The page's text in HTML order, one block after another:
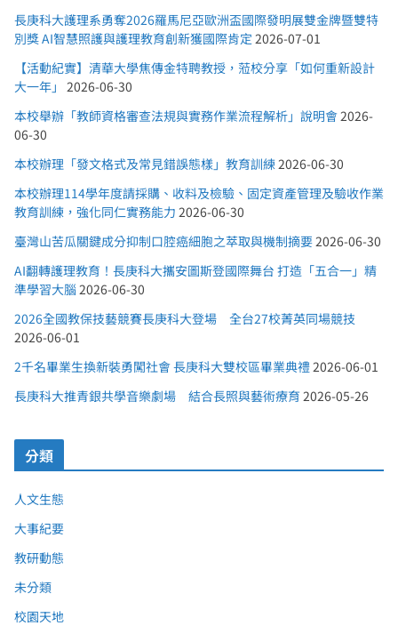
長庚科大護理系勇奪2026羅馬尼亞歐洲盃國際發明展雙金牌暨雙特
別獎 AI智慧照護與護理教育創新獲國際肯定 2026-07-01
【活動紀實】清華大學焦傳金特聘教授，蒞校分享「如何重新設計
大一年」
2026-06-30
本校舉辦「教師資格審查法規與實務作業流程解析」說明會 2026-
06-30
本校辦理「發文格式及常見錯誤態樣」教育訓練 2026-06-30
本校辦理114學年度請採購、收料及檢驗、固定資產管理及驗收作業
教育訓練，強化同仁實務能力 2026-06-30
臺灣山苦瓜關鍵成分抑制口腔癌細胞之萃取與機制摘要 2026-06-30
AI翻轉護理教育！長庚科大攜安圖斯登國際舞台 打造「五合一」精
準學習大腦 2026-06-30
2026全國教保技藝競賽長庚科大登場 全台27校菁英同場競技
2026-06-01
2千名畢業生換新裝勇闖社會 長庚科大雙校區畢業典禮 2026-06-01
長庚科大推青銀共學音樂劇場 結合長照與藝術療育 2026-05-26
分類
人文生態
大事紀要
教研動態
未分類
校園天地